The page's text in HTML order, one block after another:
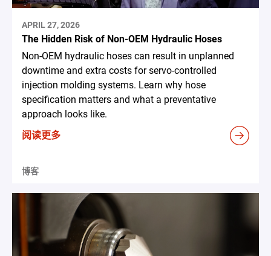
APRIL 27, 2026
The Hidden Risk of Non-OEM Hydraulic Hoses
Non-OEM hydraulic hoses can result in unplanned
downtime and extra costs for servo-controlled
injection molding systems. Learn why hose
specification matters and what a preventative
approach looks like.
阅读更多
博客